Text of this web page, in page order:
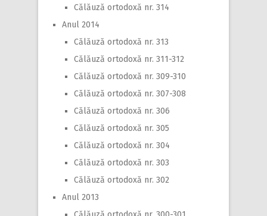
Călăuză ortodoxă nr. 314
Anul 2014
Călăuză ortodoxă nr. 313
Călăuză ortodoxă nr. 311-312
Călăuză ortodoxă nr. 309-310
Călăuză ortodoxă nr. 307-308
Călăuză ortodoxă nr. 306
Călăuză ortodoxă nr. 305
Călăuză ortodoxă nr. 304
Călăuză ortodoxă nr. 303
Călăuză ortodoxă nr. 302
Anul 2013